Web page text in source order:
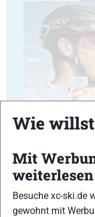
13
Wie
Mit
weiterlesen
Besuche xc-ski.de
gewohnt mit